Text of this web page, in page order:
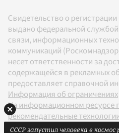
Свидетельство о
выдано федеральной
связи, информационных
коммуникаций
несет ответственности за
содержащейся в рекламных
предоставляет справочной
Информация об ограничениях
На информационном ресурсе
рекомендательные
Правилами
СССР запустил человека в